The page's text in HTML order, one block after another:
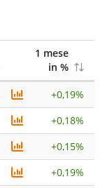
1 mese
in %
+0,19%
+0,18%
+0,15%
+0,19%